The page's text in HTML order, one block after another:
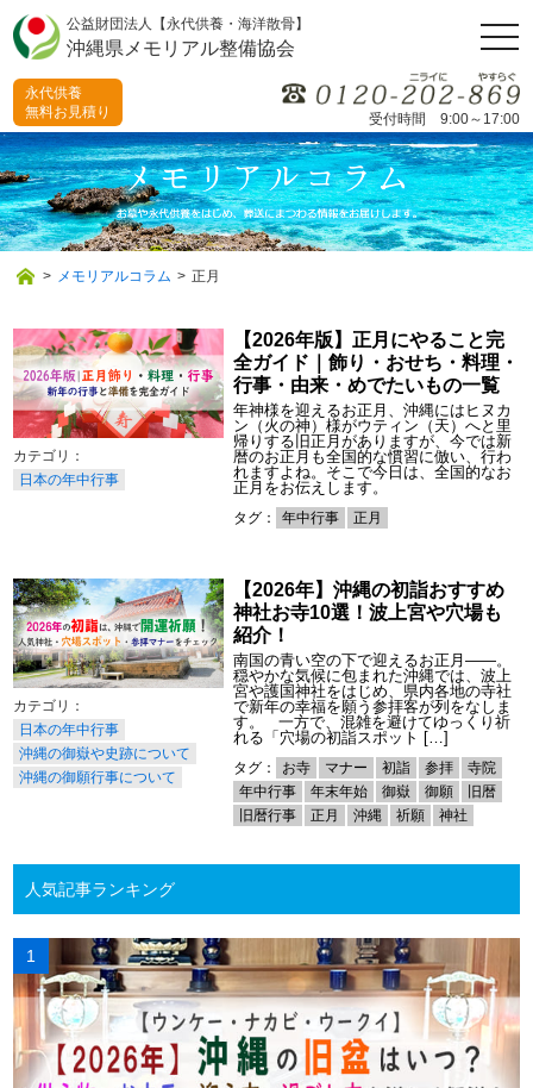
公益財団法人【永代供養・海洋散骨】
沖縄県メモリアル整備協会
受付時間 9:00～17:00
永代供養
無料お見積り
> メモリアルコラム > 正月
日本の年中行事
【2026年版】正月にやること完
全ガイド｜飾り・おせち・料理・
行事・由来・めでたいもの一覧
年神様を迎えるお正月、沖縄にはヒヌカ
ン（火の神）様がウティン（天）へと里
帰りする旧正月がありますが、今では新
暦のお正月も全国的な慣習に倣い、行わ
れますよね。そこで今日は、全国的なお
正月をお伝えします。
タグ： 年中行事 正月
日本の年中行事
沖縄の御嶽や史跡について
沖縄の御願行事について
【2026年】沖縄の初詣おすすめ
神社お寺10選！波上宮や穴場も
紹介！
南国の青い空の下で迎えるお正月――。
穏やかな気候に包まれた沖縄では、波上
宮や護国神社をはじめ、県内各地の寺社
で新年の幸福を願う参拝客が列をなしま
す。 一方で、混雑を避けてゆっくり祈
れる「穴場の初詣スポット […]
タグ： お寺 マナー 初詣 参拝
寺院
年中行事
年末年始 御嶽 御願
旧暦
旧暦行事
正月 沖縄 祈願 神社
人気記事ランキング